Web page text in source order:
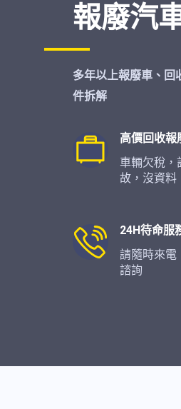
報廢汽
多年以上報廢車、回
件拆解
高價回收報
車輛欠稅，
故，沒資料
24H待命服
請隨時來電
諮詢